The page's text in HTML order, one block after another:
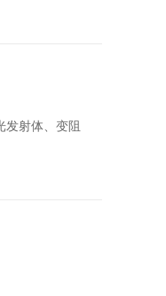
发射体、变阻